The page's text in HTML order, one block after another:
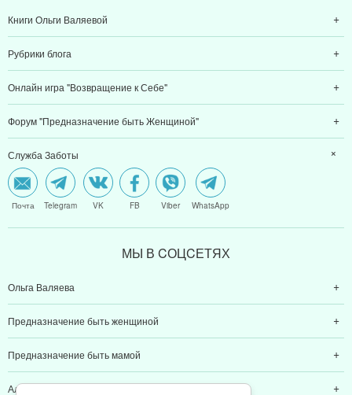
Книги Ольги Валяевой
Рубрики блога
Онлайн игра "Возвращение к Себе"
Форум "Предназначение быть Женщиной"
Служба Заботы
Почта Telegram VK FB Viber WhatsApp
МЫ В CОЦCЕТЯХ
Ольга Валяева
Предназначение быть женщиной
Предназначение быть мамой
Алексей Валяев